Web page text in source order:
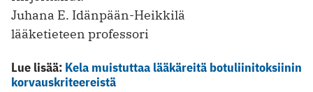
Juhana E. Idänpään-Heikkilä
lääketieteen professori
Lue lisää: Kela muistuttaa lääkäreitä botuliinitoksiinin
korvauskriteereistä